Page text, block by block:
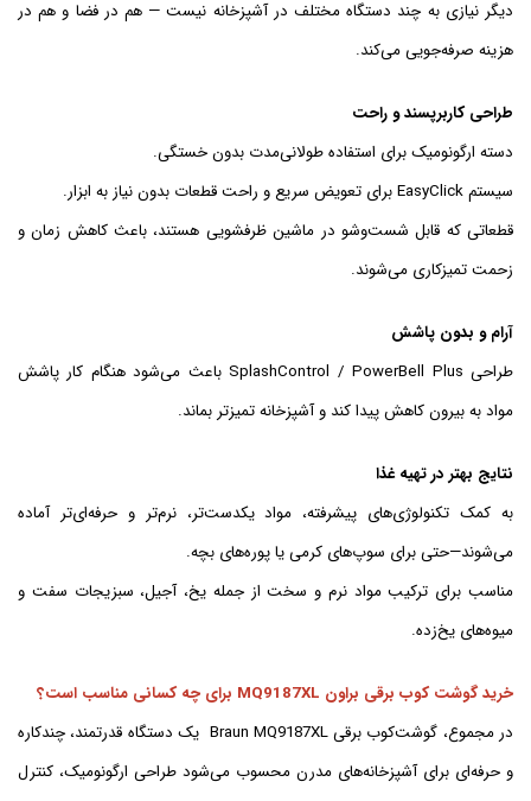
دیگر نیازی به چند دستگاه مختلف در آشپزخانه نیست — هم در فضا و هم در
هزینه صرفه‌جویی می‌کند.
طراحی کاربرپسند و راحت
دسته ارگونومیک برای استفاده طولانی‌مدت بدون خستگی.
سیستم EasyClick برای تعویض سریع و راحت قطعات بدون نیاز به ابزار.
قطعاتی که قابل شست‌وشو در ماشین ظرفشویی هستند، باعث کاهش زمان و
زحمت تمیزکاری می‌شوند.
آرام و بدون پاشش
طراحی SplashControl / PowerBell Plus باعث می‌شود هنگام کار پاشش
مواد به بیرون کاهش پیدا کند و آشپزخانه تمیزتر بماند.
نتایج بهتر در تهیه غذا
به کمک تکنولوژی‌های پیشرفته، مواد یکدست‌تر، نرم‌تر و حرفه‌ای‌تر آماده
می‌شوند—حتی برای سوپ‌های کرمی یا پوره‌های بچه.
مناسب برای ترکیب مواد نرم و سخت از جمله یخ، آجیل، سبزیجات سفت و
میوه‌های یخ‌زده.
خرید گوشت کوب برقی براون MQ9187XL برای چه کسانی مناسب است؟
در مجموع، گوشت‌کوب برقی Braun MQ9187XL یک دستگاه قدرتمند، چندکاره
و حرفه‌ای برای آشپزخانه‌های مدرن محسوب می‌شود طراحی ارگونومیک، کنترل